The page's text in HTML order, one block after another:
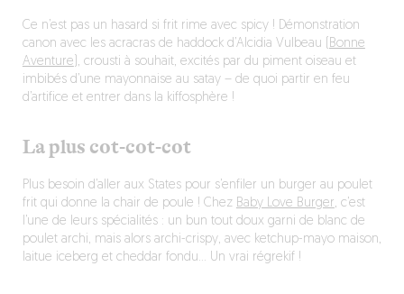
Ce n’est pas un hasard si frit rime avec spicy ! Démonstration
canon avec les acracras de haddock d’Alcidia Vulbeau ( Bonne
Aventure ), crousti à souhait, excités par du piment oiseau et
imbibés d’une mayonnaise au satay – de quoi partir en feu
d’artifice et entrer dans la kiffosphère !
La plus cot-cot-cot
Plus besoin d’aller aux States pour s’enfiler un burger au poulet
frit qui donne la chair de poule ! Chez Baby Love Burger, c’est
l’une de leurs spécialités : un bun tout doux garni de blanc de
poulet archi, mais alors archi-crispy, avec ketchup-mayo maison,
laitue iceberg et cheddar fondu… Un vrai régrekif !